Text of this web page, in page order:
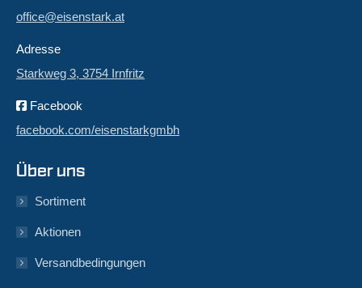
office@eisenstark.at
Adresse
Starkweg 3, 3754 Irnfritz
Facebook
facebook.com/eisenstarkgmbh
Über uns
Sortiment
Aktionen
Versandbedingungen